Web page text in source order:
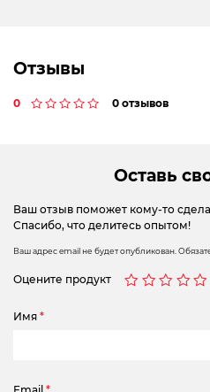
Отзывы
0 0 отзывов
Оставь
Ваш отзыв поможет кому-то
Спасибо, что делитесь опытом!
Ваш адрес email не будет опубликован.
Оцените продукт
Имя *